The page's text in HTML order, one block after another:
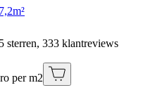
sterren, 333 klantreviews
per m2